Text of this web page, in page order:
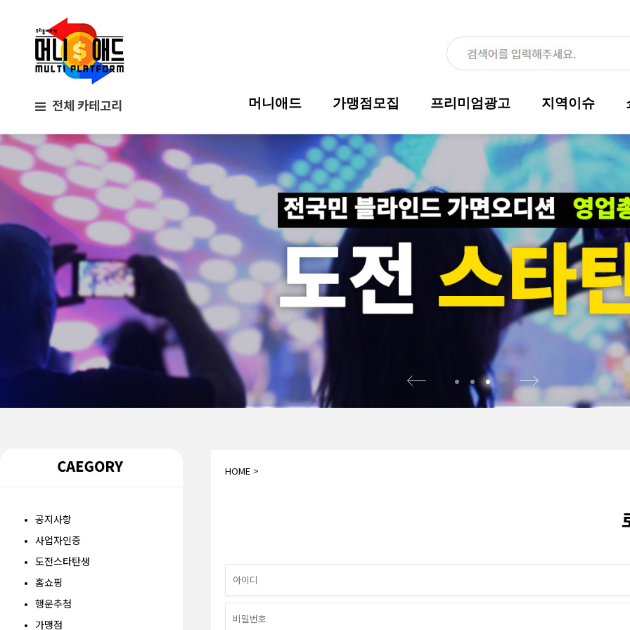
전체 카테고리 머니애드 가맹점모집 프리미엄광고 지역이슈
공지사항
사업자인증
도전스타탄생
홈쇼핑
행운추첨
가맹점
HOME >